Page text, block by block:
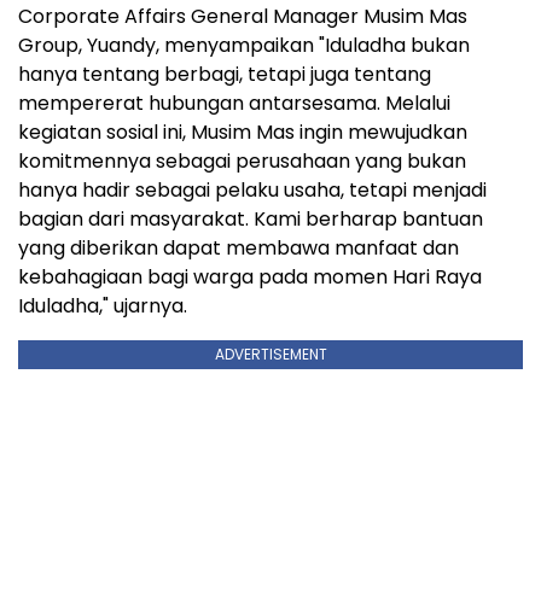
Corporate Affairs General Manager Musim Mas
Group, Yuandy, menyampaikan "Iduladha bukan
hanya tentang berbagi, tetapi juga tentang
mempererat hubungan antarsesama. Melalui
kegiatan sosial ini, Musim Mas ingin mewujudkan
komitmennya sebagai perusahaan yang bukan
hanya hadir sebagai pelaku usaha, tetapi menjadi
bagian dari masyarakat. Kami berharap bantuan
yang diberikan dapat membawa manfaat dan
kebahagiaan bagi warga pada momen Hari Raya
Iduladha," ujarnya.
ADVERTISEMENT